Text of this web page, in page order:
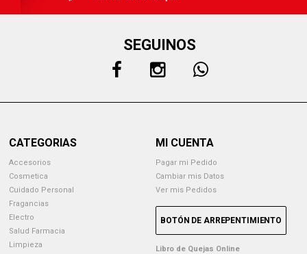
SEGUINOS
CATEGORIAS
Accesorios
Cosmetica
Cuidado Personal
Fragancias
Electro
Salud Farmacia
Limpieza
MI CUENTA
Pagar mi Pedido
Cambiar mis Datos
Ver mis Pedidos
BOTÓN DE ARREPENTIMIENTO
Libro de Quejas Online